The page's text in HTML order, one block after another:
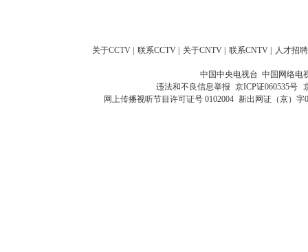
关于CCTV 联系CCTV 关于CNTV 联系CNTV 人才招聘
中国中央电视台 中国网络电
违法和不良信息举报 京ICP证060535号
网上传播视听节目许可证号 0102004 新出网证（京）